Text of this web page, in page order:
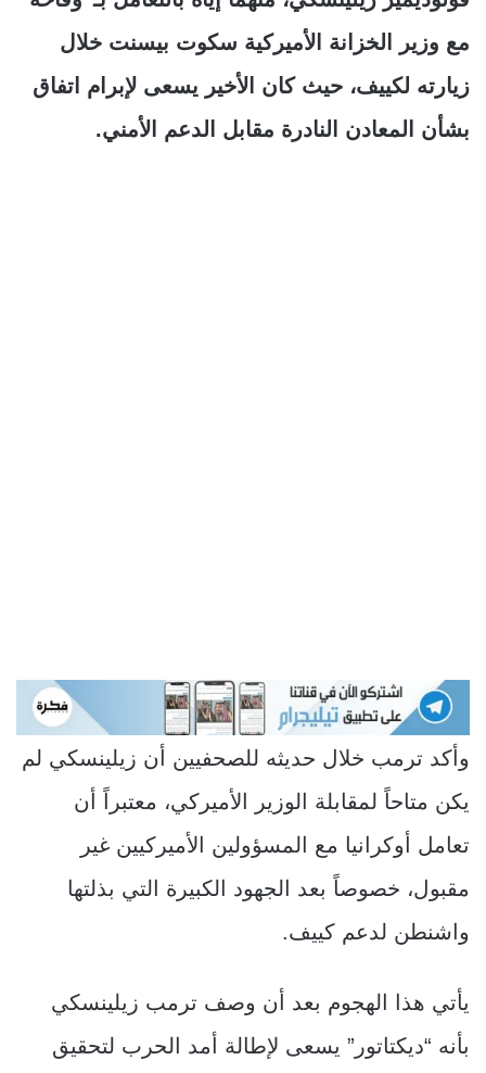
مع وزير الخزانة الأميركية سكوت بيسنت خلال
زيارته لكييف، حيث كان الأخير يسعى لإبرام اتفاق
بشأن المعادن النادرة مقابل الدعم الأمني.
وأكد ترمب خلال حديثه للصحفيين أن زيلينسكي لم
يكن متاحاً لمقابلة الوزير الأميركي، معتبراً أن
تعامل أوكرانيا مع المسؤولين الأميركيين غير
مقبول، خصوصاً بعد الجهود الكبيرة التي بذلتها
واشنطن لدعم كييف.
يأتي هذا الهجوم بعد أن وصف ترمب زيلينسكي
بأنه “ديكتاتور” يسعى لإطالة أمد الحرب لتحقيق